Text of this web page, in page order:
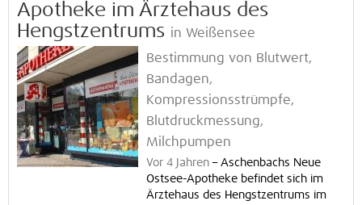
Apotheke im Ärztehaus des
Hengstzentrums in Weißensee
Bestimmung von Blutwert,
Bandagen,
Kompressionsstrümpfe,
Blutdruckmessung,
Milchpumpen
Vor 4 Jahren – Aschenbachs Neue
Ostsee-Apotheke befindet sich im
Ärztehaus des Hengstzentrums im